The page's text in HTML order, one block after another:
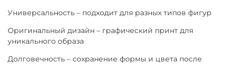
Универсальность – подходит для разных типов фигур
Оригинальный дизайн – графический принт для
уникального образа
Долговечность – сохранение формы и цвета после